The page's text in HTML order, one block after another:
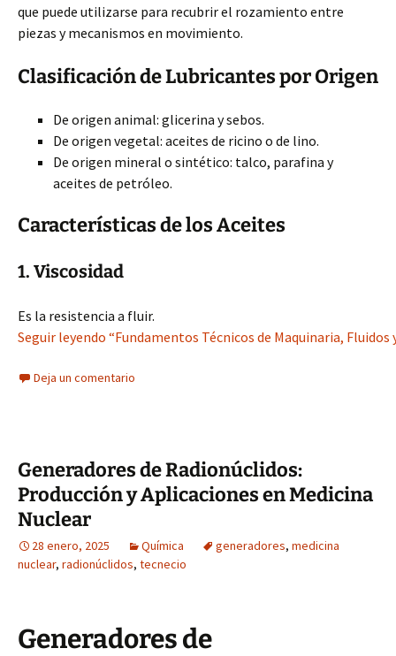
que puede utilizarse para recubrir el rozamiento entre
piezas y mecanismos en movimiento.
Clasificación de Lubricantes por Origen
De origen animal: glicerina y sebos.
De origen vegetal: aceites de ricino o de lino.
De origen mineral o sintético: talco, parafina y
aceites de petróleo.
Características de los Aceites
1. Viscosidad
Es la resistencia a fluir.
Seguir leyendo “Fundamentos Técnicos de Maquinaria,
Deja un comentario
Generadores de Radionúclidos:
Producción y Aplicaciones en Medicina
Nuclear
28 enero, 2025 Química generadores, medicina
nuclear, radionúclidos, tecnecio
Generadores de